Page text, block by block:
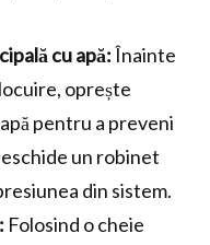
cu apă:Înainte
oprește
pentru a preveni
un robinet
din sistem.
Folosind o cheie